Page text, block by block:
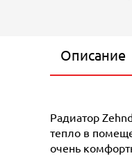
Описание
Радиатор
тепло в
очень